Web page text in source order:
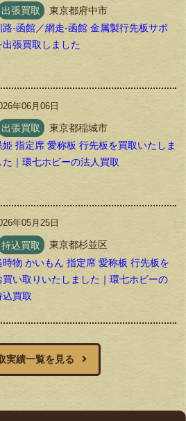
出張買取
東京都府中市
路-函館／網走-函館 金属製行先板サボ
出張買取しました
年06月06日
出張買取
東京都稲城市
姫 指定席 愛称板 行先板を買取いたしま
た｜環七ホビーの法人買取
年05月25日
持込買取
東京都杉並区
時物 かいもん 指定席 愛称板 行先板を
買い取りいたしました｜環七ホビーの
込買取
実績一覧を見る